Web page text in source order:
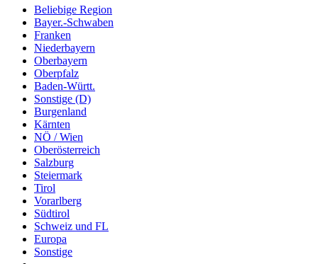
Beliebige Region
Bayer.-Schwaben
Franken
Niederbayern
Oberbayern
Oberpfalz
Baden-Württ.
Sonstige (D)
Burgenland
Kärnten
NÖ / Wien
Oberösterreich
Salzburg
Steiermark
Tirol
Vorarlberg
Südtirol
Schweiz und FL
Europa
Sonstige